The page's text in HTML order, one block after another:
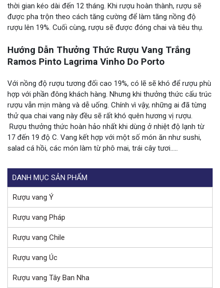
thời gian kéo dài đến 12 tháng. Khi rượu hoàn thành, rượu sẽ
được pha trộn theo cách tăng cường để làm tăng nồng độ
rượu lên 19%. Cuối cùng, rượu sẽ được đóng chai và tiêu thụ.
Hướng Dẫn Thưởng Thức Rượu Vang Trắng
Ramos Pinto Lagrima Vinho Do Porto
Với nồng độ rượu tương đối cao 19%, có lẽ sẽ khó để rượu phù
hợp với phần đông khách hàng. Nhưng khi thưởng thức cấu trúc
rượu vẫn mịn màng và dễ uống. Chính vì vậy, những ai đã từng
thử qua chai vang này đều sẽ rất khó quên hương vị rượu.
Rượu thưởng thức hoàn hảo nhất khi dùng ở nhiệt độ lạnh từ
17 đến 19 độ C. Vang kết hợp với một số món ăn như sushi,
salad cá hồi, các món làm từ phô mai, trái cây tươi…..
DANH MỤC SẢN PHẨM
Rượu vang Ý
Rượu vang Pháp
Rượu vang Chile
Rượu vang Úc
Rượu vang Tây Ban Nha